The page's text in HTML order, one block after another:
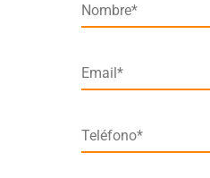
Nombre*
Email*
Teléfono*